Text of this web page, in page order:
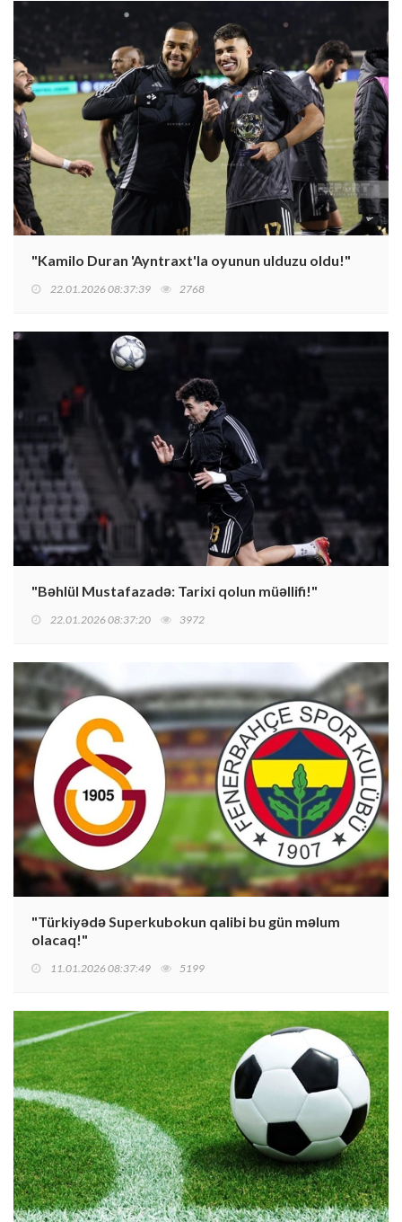
"Kamilo Duran 'Ayntraxt'la oyunun ulduzu oldu!"
22.01.2026 08:37:39 2768
"Bəhlül Mustafazadə: Tarixi qolun müəllifi!"
22.01.2026 08:37:20 3972
"Türkiyədə Superkubokun qalibi bu gün məlum
olacaq!"
11.01.2026 08:37:49 5199